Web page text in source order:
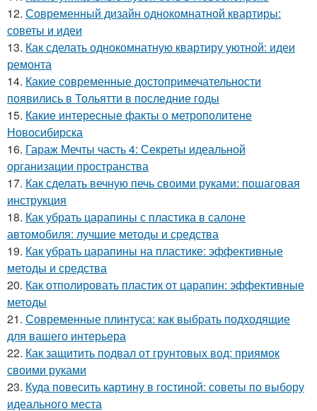
12. Современный дизайн однокомнатной квартиры:
советы и идеи
13. Как сделать однокомнатную квартиру уютной: идеи
ремонта
14. Какие современные достопримечательности
появились в Тольятти в последние годы
15. Какие интересные факты о метрополитене
Новосибирска
16. Гараж Мечты часть 4: Секреты идеальной
организации пространства
17. Как сделать вечную печь своими руками: пошаговая
инструкция
18. Как убрать царапины с пластика в салоне
автомобиля: лучшие методы и средства
19. Как убрать царапины на пластике: эффективные
методы и средства
20. Как отполировать пластик от царапин: эффективные
методы
21. Современные плинтуса: как выбрать подходящие
для вашего интерьера
22. Как защитить подвал от грунтовых вод: приямок
своими руками
23. Куда повесить картину в гостиной: советы по выбору
идеального места